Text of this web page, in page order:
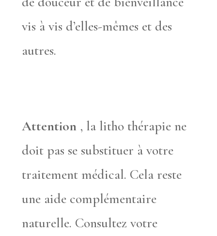
vis à vis d’elles-mêmes et des
autres.
Attention, la litho thérapie ne
doit pas se substituer à votre
traitement médical. Cela reste
une aide complémentaire
naturelle. Consultez votre